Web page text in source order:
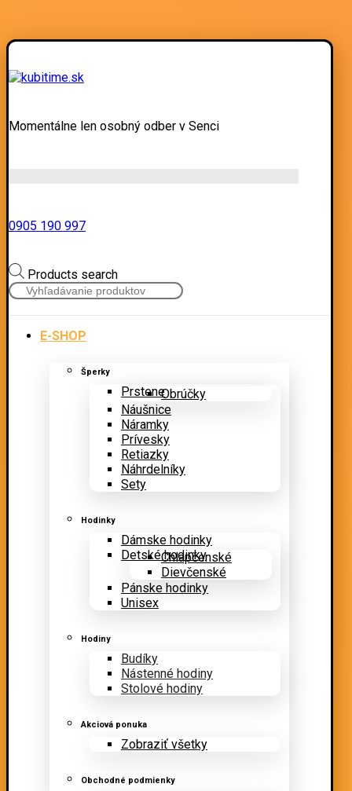
Momentálne len osobný odber v Senci
0905 190 997
Products search
E-SHOP
Šperky
PrsteneObrúčky
Náušnice
Náramky
Prívesky
Retiazky
Náhrdelníky
Sety
Hodinky
Dámske hodinky
Detské hodinky
Chlapčenské
Dievčenské
Pánske hodinky
Unisex
Hodiny
Budíky
Nástenné hodiny
Stolové hodiny
Akciová ponuka
Zobraziť všetky
Obchodné podmienky